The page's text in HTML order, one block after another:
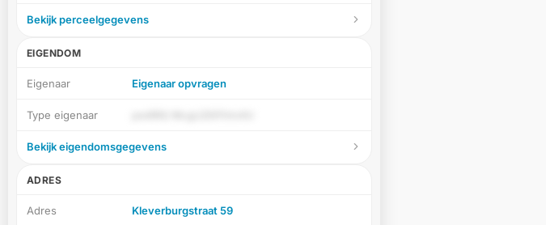
Bekijk perceelgegevens
EIGENDOM
Eigenaar Eigenaar opvragen
Type eigenaar
Bekijk eigendomsgegevens
ADRES
Adres Kleverburgstraat 59